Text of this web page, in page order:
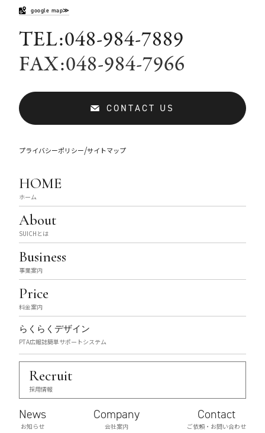
google map≫
TEL:048-984-7889
FAX:048-984-7966
CONTACT US
プライバシーポリシー/サイトマップ
HOME
ホーム
About
SUICHとは
Business
事業案内
Price
料金案内
らくらくデザイン
PTA広報誌簡単サポートシステム
Recruit
採用情報
News
お知らせ
Company
会社案内
Contact
ご依頼・お問い合わせ